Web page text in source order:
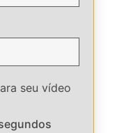
seu vídeo